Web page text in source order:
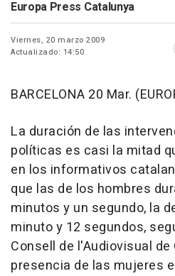
Europa Press Catalunya
Viernes, 20 marzo 2009
Actualizado: 14:50
BARCELONA 20 Mar.
La duración de las
políticas es casi la mitad
en los informativos
que las de los hombres
minutos y un segundo, la
minuto y 12 segundos,
Consell de l'Audiovisual de
presencia de las mujeres